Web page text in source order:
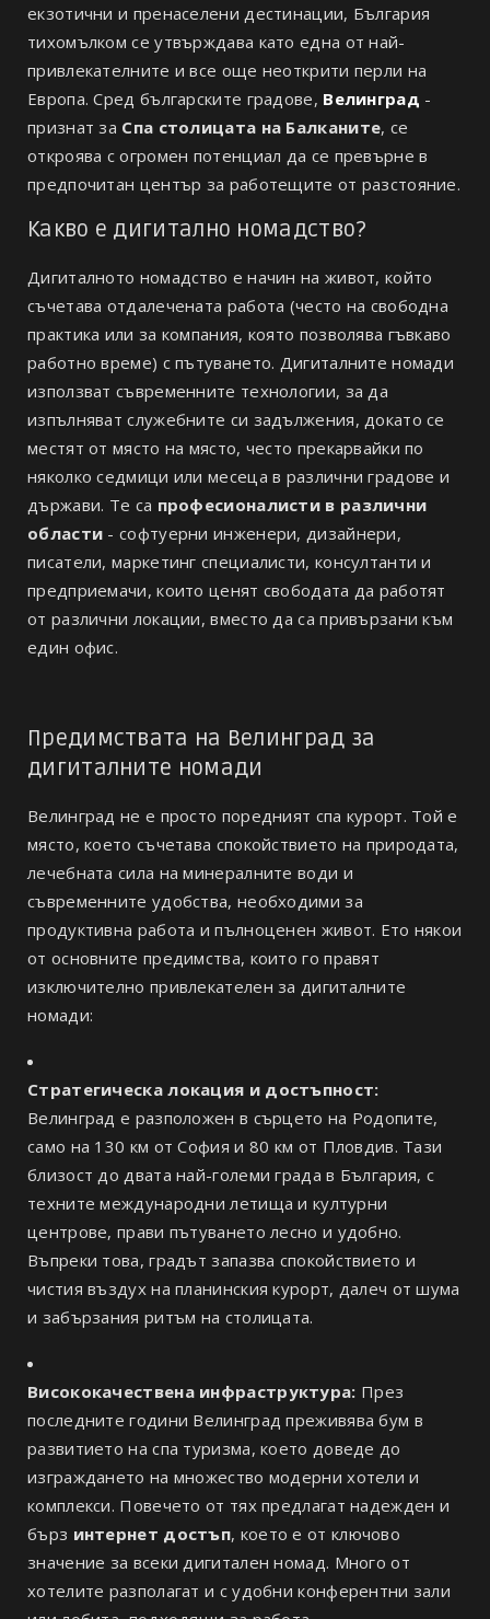
екзотични и пренаселени дестинации, България
тихомълком се утвърждава като една от най-
привлекателните и все още неоткрити перли на
Европа. Сред българските градове, Велинград -
признат за Спа столицата на Балканите, се
откроява с огромен потенциал да се превърне в
предпочитан център за работещите от разстояние.
Какво е дигитално номадство?
Дигиталното номадство е начин на живот, който
съчетава отдалечената работа (често на свободна
практика или за компания, която позволява гъвкаво
работно време) с пътуването. Дигиталните номади
използват съвременните технологии, за да
изпълняват служебните си задължения, докато се
местят от място на място, често прекарвайки по
няколко седмици или месеца в различни градове и
държави. Те са професионалисти в различни
области - софтуерни инженери, дизайнери,
писатели, маркетинг специалисти, консултанти и
предприемачи, които ценят свободата да работят
от различни локации, вместо да са привързани към
един офис.
Предимствата на Велинград за
дигиталните номади
Велинград не е просто поредният спа курорт. Той е
място, което съчетава спокойствието на природата,
лечебната сила на минералните води и
съвременните удобства, необходими за
продуктивна работа и пълноценен живот. Ето някои
от основните предимства, които го правят
изключително привлекателен за дигиталните
номади:
Стратегическа локация и достъпност:
Велинград е разположен в сърцето на Родопите,
само на 130 км от София и 80 км от Пловдив. Тази
близост до двата най-големи града в България, с
техните международни летища и културни
центрове, прави пътуването лесно и удобно.
Въпреки това, градът запазва спокойствието и
чистия въздух на планинския курорт, далеч от шума
и забързания ритъм на столицата.
Висококачествена инфраструктура: През
последните години Велинград преживява бум в
развитието на спа туризма, което доведе до
изграждането на множество модерни хотели и
комплекси. Повечето от тях предлагат надежден и
бърз интернет достъп, което е от ключово
значение за всеки дигитален номад. Много от
хотелите разполагат и с удобни конферентни зали